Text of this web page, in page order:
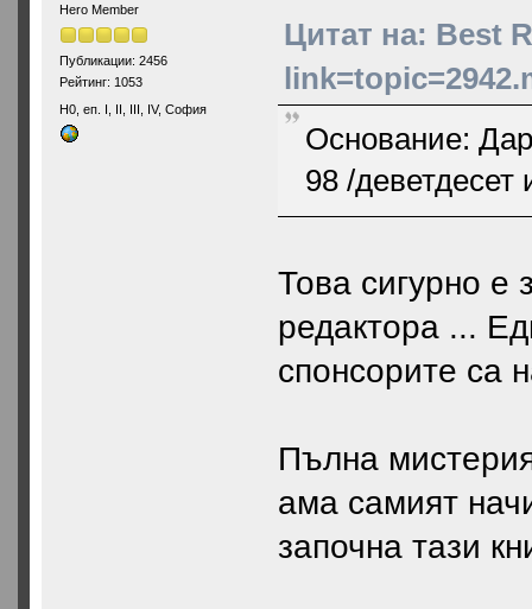
Hero Member
Публикации: 2456
Рейтинг: 1053
H0, еп. I, II, III, IV, София
Цитат на: Best
Основание:
98 /деветдесет
Това сигурно е
редактора ...
спонсорите са
Пълна
ама самият
започна тази